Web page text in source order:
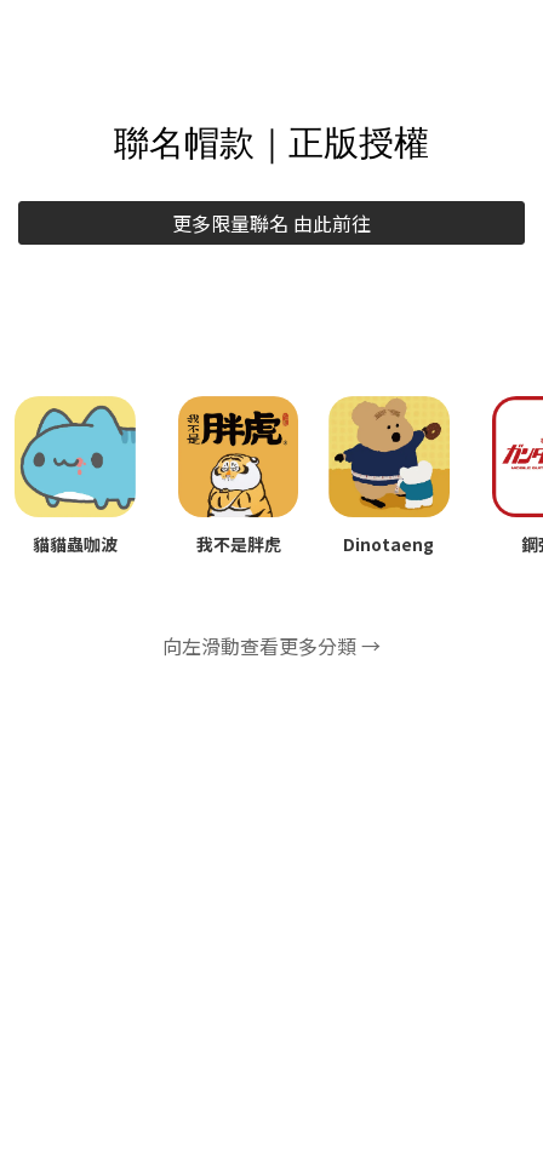
聯名帽款｜正版授權
更多限量聯名 由此前往
貓貓蟲咖波 我不是胖虎 Dinotaeng 鋼
向左滑動查看更多分類 →